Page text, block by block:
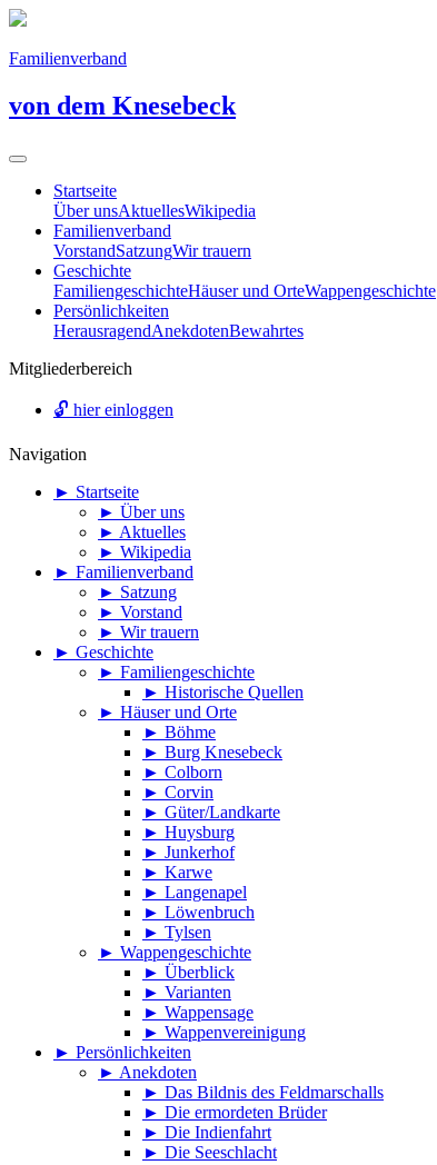
Familienverband
von dem Knesebeck
Startseite
Über unsAktuellesWikipedia
Familienverband
VorstandSatzungWir trauern
Geschichte
FamiliengeschichteHäuser und OrteWappengeschichte
Persönlichkeiten
HerausragendAnekdotenBewahrtes
Mitgliederbereich
🔓 hier einloggen
Navigation
► Startseite
► Über uns
► Aktuelles
► Wikipedia
► Familienverband
► Satzung
► Vorstand
► Wir trauern
► Geschichte
► Familiengeschichte
► Historische Quellen
► Häuser und Orte
► Böhme
► Burg Knesebeck
► Colborn
► Corvin
► Güter/Landkarte
► Huysburg
► Junkerhof
► Karwe
► Langenapel
► Löwenbruch
► Tylsen
► Wappengeschichte
► Überblick
► Varianten
► Wappensage
► Wappenvereinigung
► Persönlichkeiten
► Anekdoten
► Das Bildnis des Feldmarschalls
► Die ermordeten Brüder
► Die Indienfahrt
► Die Seeschlacht